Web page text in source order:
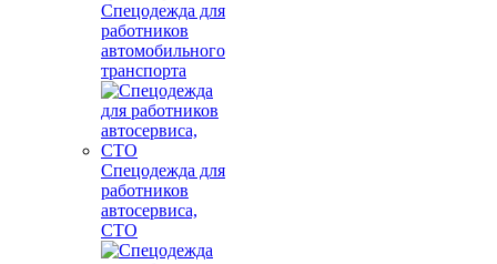
Спецодежда для
работников
автомобильного
транспорта
Спецодежда для
работников
автосервиса,
СТО